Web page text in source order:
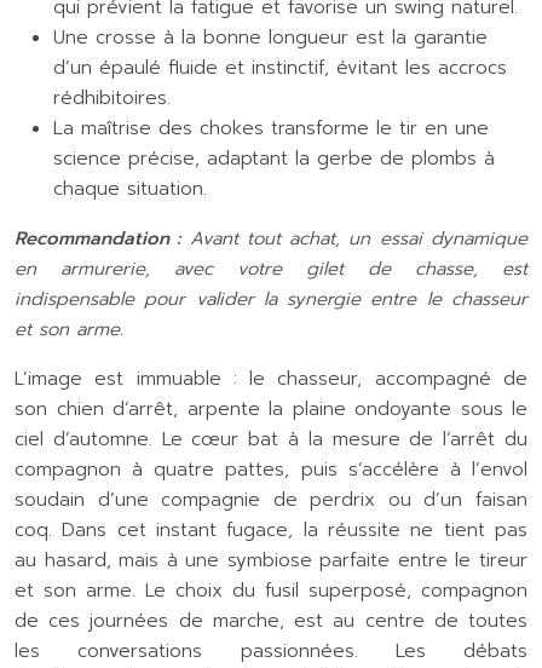
qui prévient la fatigue et favorise un swing naturel.
Une crosse à la bonne longueur est la garantie
d’un épaulé fluide et instinctif, évitant les accrocs
rédhibitoires.
La maîtrise des chokes transforme le tir en une
science précise, adaptant la gerbe de plombs à
chaque situation.
Recommandation :Avant tout achat, un essai dynamique
en armurerie, avec votre gilet de chasse, est
indispensable pour valider la synergie entre le chasseur
et son arme.
L’image est immuable : le chasseur, accompagné de
son chien d’arrêt, arpente la plaine ondoyante sous le
ciel d’automne. Le cœur bat à la mesure de l’arrêt du
compagnon à quatre pattes, puis s’accélère à l’envol
soudain d’une compagnie de perdrix ou d’un faisan
coq. Dans cet instant fugace, la réussite ne tient pas
au hasard, mais à une symbiose parfaite entre le tireur
et son arme. Le choix du fusil superposé, compagnon
de ces journées de marche, est au centre de toutes
les conversations passionnées. Les débats